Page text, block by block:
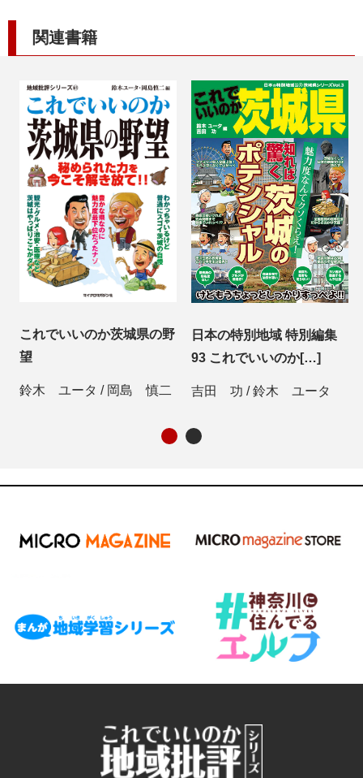
関連書籍
これでいいのか茨城県の野
望
鈴木 ユータ / 岡島 慎二
日本の特別地域 特別編集
93 これでいいのか[…]
吉田 功 / 鈴木 ユータ